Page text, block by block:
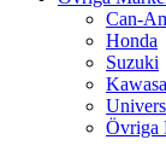
Can-
Honda
Suzuki
Övriga